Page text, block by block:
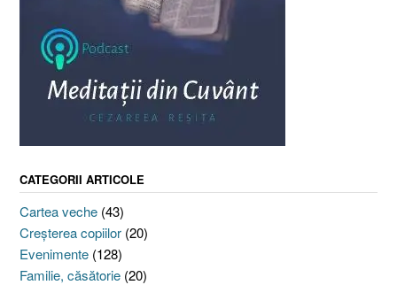
CATEGORII ARTICOLE
Cartea veche (43)
Creşterea copiilor (20)
Evenimente (128)
Familie, căsătorie (20)